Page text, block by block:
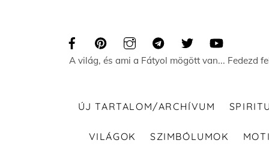
A világ, és ami a Fátyol mögött van... Fedezd
ÚJ TARTALOM/ARCHÍVUM
VILÁGOK SZIMBÓLUMOK